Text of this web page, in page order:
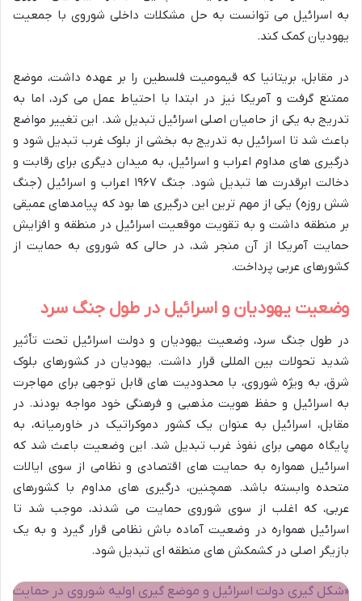
به اسرائیل می توانست به حل مشکلات داخلی شوروی با جمعیت
یهودیان کمک کند.
در مقابل، بریتانیا که قیمومیت فلسطین را بر عهده داشت، موضع
ممتنع گرفت و آمریکا نیز در ابتدا با احتیاط عمل می کرد، اما به
تدریج به یکی از حامیان اصلی اسرائیل تبدیل شد. این تغییر مواضع
باعث شد تا اسرائیل به تدریج به بخشی از بلوک غرب تبدیل شود و
درگیری های مداوم اعراب و اسرائیل، به میدان دیگری برای رقابت و
دخالت ابرقدرت ها تبدیل شود. جنگ ۱۹۶۷ اعراب و اسرائیل (جنگ
شش روزه) یکی از مهم ترین این درگیری ها بود که پیامدهای عمیقی
بر منطقه داشت و به تقویت موقعیت اسرائیل در منطقه و افزایش
حمایت آمریکا از آن منجر شد، در حالی که شوروی به حمایت از
کشورهای عربی پرداخت.
وضعیت یهودیان و اسرائیل در طول جنگ سرد
در طول جنگ سرد، وضعیت یهودیان و دولت اسرائیل تحت تأثیر
شدید تحولات بین المللی قرار داشت. یهودیان در کشورهای بلوک
شرق، به ویژه شوروی، با محدودیت های قابل توجهی برای مهاجرت
به اسرائیل و حفظ هویت مذهبی و فرهنگی خود مواجه بودند. در
مقابل، اسرائیل به عنوان یک کشور دموکراتیک در خاورمیانه، به
پایگاه مهمی برای نفوذ غرب تبدیل شد. این وضعیت باعث شد که
اسرائیل همواره به حمایت های اقتصادی و نظامی از سوی ایالات
متحده وابسته باشد. همچنین، درگیری های مداوم با کشورهای
عربی، که اغلب از سوی شوروی حمایت می شدند، موجب شد تا
اسرائیل همواره در وضعیت آماده باش نظامی قرار گیرد و به یک
بازیگر اصلی در کشمکش های منطقه ای تبدیل شود.
«شکل گیری دولت اسرائیل و موضع گیری اولیه شوروی در حمایت